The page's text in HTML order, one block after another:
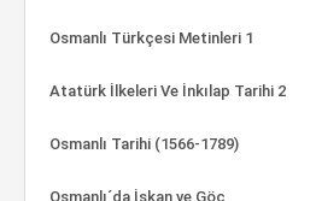
Osmanlı Türkçesi Metinleri 1
Atatürk İlkeleri Ve İnkılap Tarihi 2
Osmanlı Tarihi (1566-1789)
Osmanlı´da İskan ve Göç